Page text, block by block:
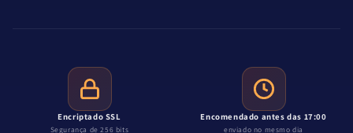
Encriptado SSL
Segurança de 256 bits
Encomendado antes das 17:00
enviado no mesmo dia